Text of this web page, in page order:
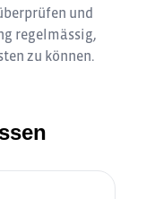
und
regelmässig,
zu können.